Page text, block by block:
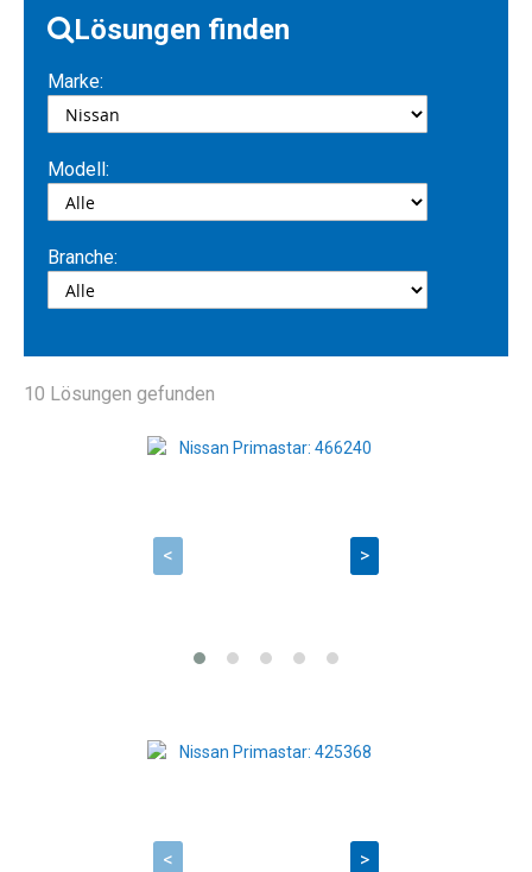
Lösungen finden
Marke:
Modell:
Branche:
10 Lösungen gefunden
< >
< >